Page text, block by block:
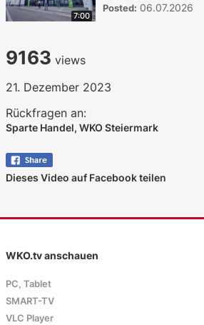
7:00
Posted: 06.07.2026
9163 views
21. Dezember 2023
Rückfragen an:
Sparte Handel, WKO Steiermark
Dieses Video auf Facebook teilen
WKO.tv anschauen
PC, Tablet
SMART-TV
VLC Player